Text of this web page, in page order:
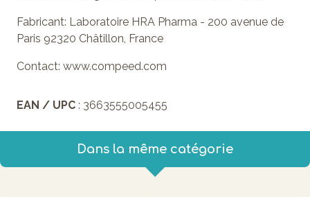
Fabricant: Laboratoire HRA Pharma - 200 avenue de
Paris 92320 Châtillon, France
Contact: www.compeed.com
EAN / UPC : 3663555005455
Dans la même catégorie